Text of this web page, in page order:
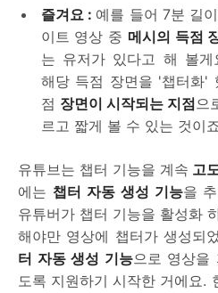
즐겨요 : 예를 들어 7분 길
이트 영상 중 메시의 득점
는 유저가 있다고 해 볼게
해당 득점 장면을 '챕터화'
점 장면이 시작되는 지점으
르고 짧게 볼 수 있는 것이
유튜브는 챕터 기능을 계속 고
에는 챕터 자동 생성 기능을
유튜버가 챕터 기능을 활성화
해야만 영상에 챕터가 생성되
터 자동 생성 기능으로 영상을
도록 지원하기 시작한 거에요.